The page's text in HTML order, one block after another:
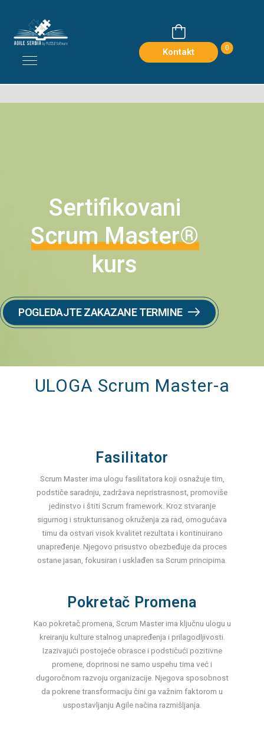
0
Kontakt
Sertifikovani
Scrum Master®
kurs
POGLEDAJTE ZAKAZANE TERMINE
ULOGA Scrum Master-a
Fasilitator
Scrum Master ima ulogu fasilitatora koji osnažuje tim,
podstiče saradnju, zadržava nepristrasnost, promoviše
jedinstvo i štiti Scrum framework. Kroz stvaranje
sigurnog i strukturisanog okruženja za rad, omogućava
timu da ostvari visok kvalitet rezultata i kontinuirano
unapređenje. Njegovo prisustvo obezbeđuje da proces
ostane jasan, fokusiran i usklađen sa Scrum principima.
Pokretač Promena
Kao pokretač promena, Scrum Master ima ključnu ulogu u
kreiranju kulture stalnog unapređenja i prilagodljivosti.
Izazivajući postojeće obrasce i podstičući pozitivne
promene, doprinosi ne samo uspehu tima već i
dugoročnom razvoju organizacije. Njegova sposobnost
da pokrene transformaciju čini ga važnim faktorom u
uspostavljanju Agile načina razmišljanja.